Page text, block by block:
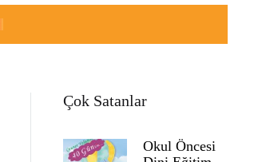
Çok Satanlar
Okul Öncesi